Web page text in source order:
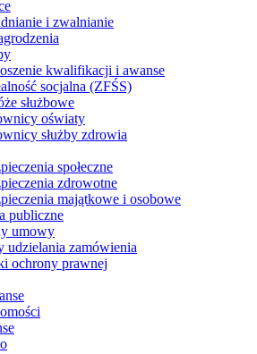
i zwalnianie
kwalifikacji i awanse
socjalna (ZFŚS)
służbowe
oświaty
służby zdrowia
społeczne
zdrowotne
majątkowe i osobowe
publiczne
umowy
udzielania zamówienia
ochrony prawnej